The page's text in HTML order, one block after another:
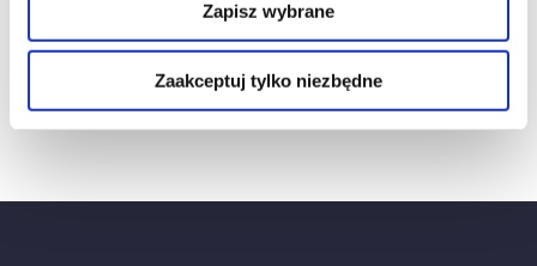
Zapisz wybrane
Zaakceptuj tylko niezbędne
nowa ustawa deweloperska
przedsiębiorcy
Służebność przesyłu
Umowa deweloperska